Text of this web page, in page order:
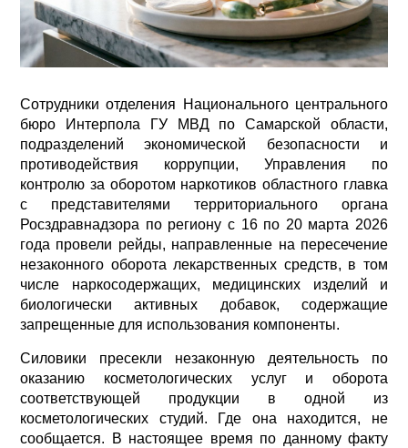
Сотрудники отделения Национального центрального
бюро Интерпола ГУ МВД по Самарской области,
подразделений экономической безопасности и
противодействия коррупции, Управления по
контролю за оборотом наркотиков областного главка
с представителями территориального органа
Росздравнадзора по региону с 16 по 20 марта 2026
года провели рейды, направленные на пересечение
незаконного оборота лекарственных средств, в том
числе наркосодержащих, медицинских изделий и
биологически активных добавок, содержащие
запрещенные для использования компоненты.
Силовики пресекли незаконную деятельность по
оказанию косметологических услуг и оборота
соответствующей продукции в одной из
косметологических студий. Где она находится, не
сообщается. В настоящее время по данному факту